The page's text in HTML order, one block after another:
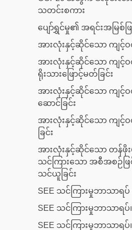
သတင်းစကား
ပျော်ရွှင်မှု၏ အရင်းအမြစ်
အားလုံးနှင့်ဆိုင်သော ကျ
အားလုံးနှင့်ဆိုင်သော ကျ
ရိုးသားဖြောင့်မတ်ခြင်း
အားလုံးနှင့်ဆိုင်သော ကျင့်ဝတ်
ဆောင်ခြင်း
အားလုံးနှင့်ဆိုင်သော ကျ
ခြင်း
အားလုံးနှင့်ဆိုင်သော တန်ဖိုး
သင်ကြားသော အစီအစဉ်
သင်ယူခြင်း
SEE သင်ကြားမှုဘာသာရ
SEE သင်ကြားမှုဘာသာရပ်
SEE သင်ကြားမှုဘာသာရပ်